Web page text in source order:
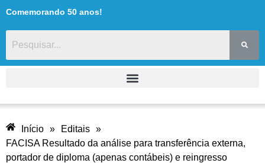
Comemorando 50 anos!
Início » Editais »
FACISA Resultado da análise para transferência externa,
portador de diploma (apenas contábeis) e reingresso